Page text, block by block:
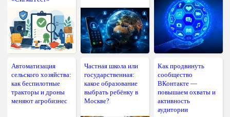
Автоматизация
сельского хозяйства:
как беспилотные
тракторы и дроны
меняют агробизнес
Частная школа или
государственная:
какое образование
выбрать ребёнку в
Москве?
Как продвинуть
сообщество
ВКонтакте —
повышаем охваты и
активность
аудитории